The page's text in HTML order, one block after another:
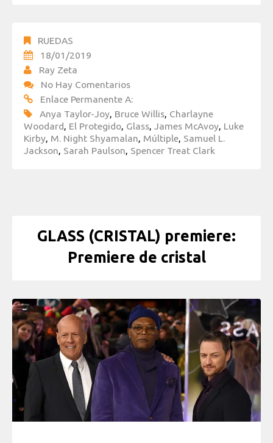
RUEDAS
18/01/2019
Ray Zeta
No Hay Comentarios
Enlace Permanente A:
Anya Taylor-Joy, Bruce Willis, Charlayne
Woodard, El Protegido, Glass, James McAvoy, Luke
Kirby, M. Night Shyamalan, Múltiple, Samuel L.
Jackson, Sarah Paulson, Spencer Treat Clark
GLASS (CRISTAL) premiere:
Premiere de cristal